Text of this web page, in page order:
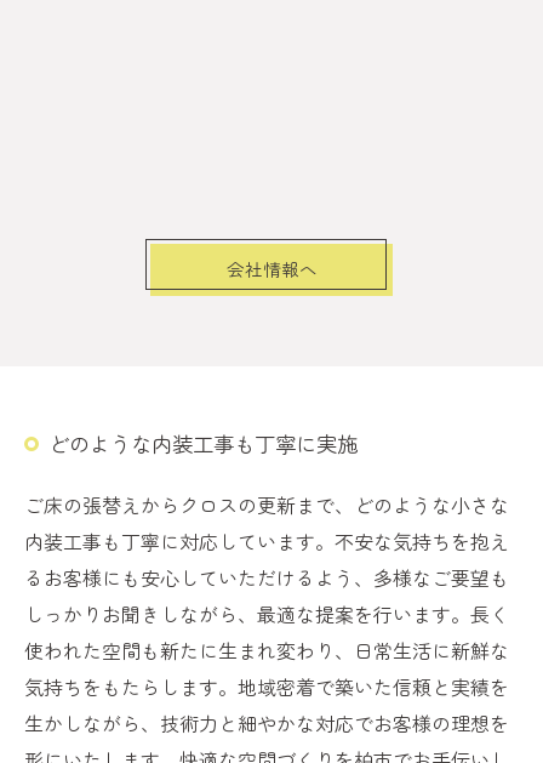
会社情報へ
どのような内装工事も丁寧に実施
ご床の張替えからクロスの更新まで、どのような小さな
内装工事も丁寧に対応しています。不安な気持ちを抱え
るお客様にも安心していただけるよう、多様なご要望も
しっかりお聞きしながら、最適な提案を行います。長く
使われた空間も新たに生まれ変わり、日常生活に新鮮な
気持ちをもたらします。地域密着で築いた信頼と実績を
生かしながら、技術力と細やかな対応でお客様の理想を